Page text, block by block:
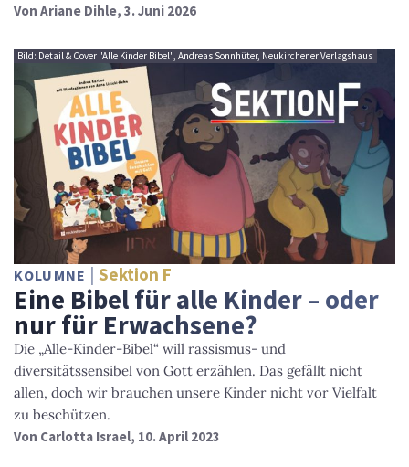
Von Ariane Dihle, 3. Juni 2026
Bild: Detail & Cover "Alle Kinder Bibel", Andreas Sonnhüter, Neukirchener Verlagshaus
KOLUMNE Sektion F
Eine Bibel für alle Kinder – oder
nur für Erwachsene?
Die „Alle-Kinder-Bibel“ will rassismus- und
diversitätssensibel von Gott erzählen. Das gefällt nicht
allen, doch wir brauchen unsere Kinder nicht vor Vielfalt
zu beschützen.
Von Carlotta Israel, 10. April 2023